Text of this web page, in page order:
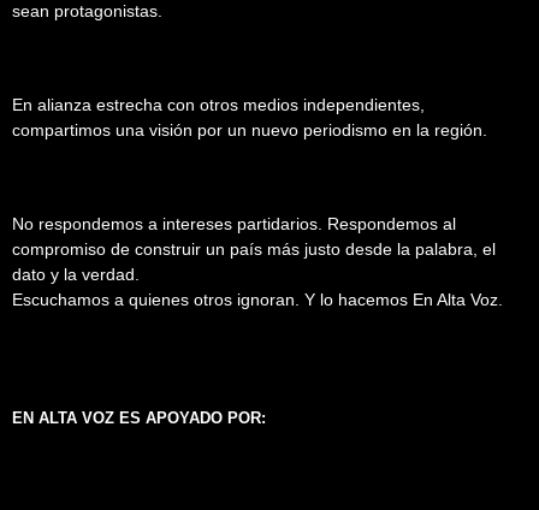
sean protagonistas.
En alianza estrecha con otros medios independientes,
compartimos una visión por un nuevo periodismo en la región.
No respondemos a intereses partidarios. Respondemos al
compromiso de construir un país más justo desde la palabra, el
dato y la verdad.
Escuchamos a quienes otros ignoran. Y lo hacemos En Alta Voz.
EN ALTA VOZ ES APOYADO POR: